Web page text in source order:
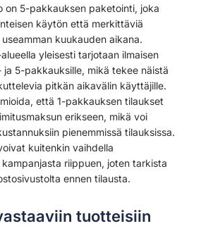
on 5-pakkauksen paketointi, joka
käytön että merkittäviä
kuukauden aikana.
yleisesti tarjotaan ilmaisen
5-pakkauksille, mikä tekee näistä
pitkän aikavälin käyttäjille.
että 1-pakkauksen tilaukset
erikseen, mikä voi
pienemmissä tilauksissa.
kuitenkin vaihdella
riippuen, joten tarkista
ennen tilausta.
tuotteisiin